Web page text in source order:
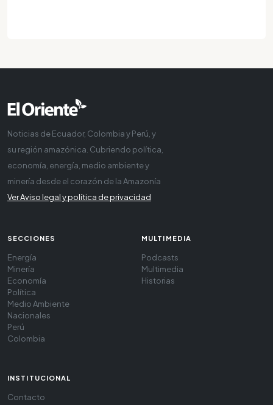
Noticias de Ecuador, Colombia y Perú, y
su región amazónica. Cubriendo política,
economía, energía, medio ambiente y
minería desde el corazón de la Amazonía
Ver Aviso legal y política de privacidad
SECCIONES
Energía
Minería
Economía
Política
Medio Ambiente
Nacionales
Perú
Colombia
MULTIMEDIA
Podcasts
Multimedia
Historias
INSTITUCIONAL
Contacto